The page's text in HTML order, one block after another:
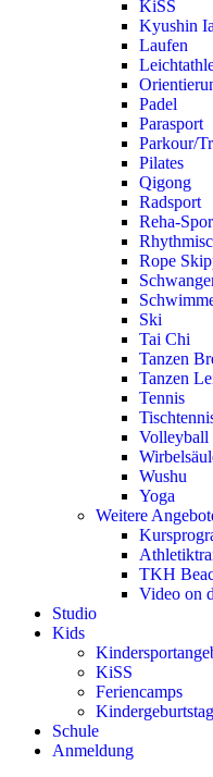
KiSS
Kyushin
Laufen
Padel
Parasport
Parkour/
Pilates
Qigong
Radsport
Reha-
Rope
Ski
Tai Chi
Tanzen
Tanzen
Tennis
Volleyball
Wushu
Yoga
Weitere
TKH
Video on
Studio
Kids
KiSS
Feriencamps
Kindergeburtstag
Schule
Anmeldung